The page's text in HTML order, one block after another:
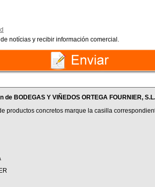
notícias y recibir información comercial.
BODEGAS Y VIÑEDOS ORTEGA FOURNIER,
productos concretos marque la casilla